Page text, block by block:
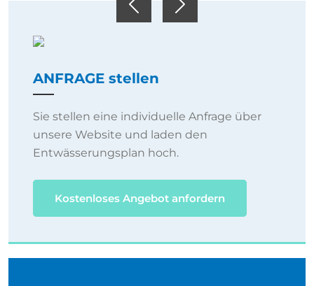
PreviousNext
ANFRAGE stellen
Sie stellen eine individuelle Anfrage über
unsere Website und laden den
Entwässerungsplan hoch.
Kostenloses Angebot anfordern